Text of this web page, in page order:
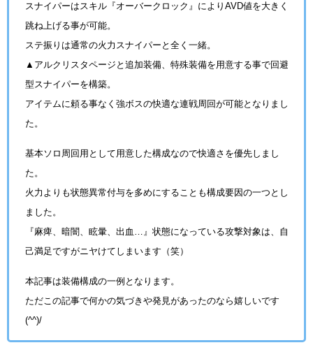
スナイパーはスキル『オーバークロック』によりAVD値を大きく
跳ね上げる事が可能。
ステ振りは通常の火力スナイパーと全く一緒。
▲アルクリスタページと追加装備、特殊装備を用意する事で回避
型スナイパーを構築。
アイテムに頼る事なく強ボスの快適な連戦周回が可能となりまし
た。
基本ソロ周回用として用意した構成なので快適さを優先しまし
た。
火力よりも状態異常付与を多めにすることも構成要因の一つとし
ました。
『麻痺、暗闇、眩暈、出血…』状態になっている攻撃対象は、自
己満足ですがニヤけてしまいます（笑）
本記事は装備構成の一例となります。
ただこの記事で何かの気づきや発見があったのなら嬉しいです
(^^)/